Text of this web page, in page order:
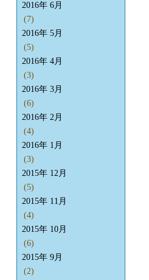
2016年 6月
(7)
2016年 5月
(5)
2016年 4月
(3)
2016年 3月
(6)
2016年 2月
(4)
2016年 1月
(3)
2015年 12月
(5)
2015年 11月
(4)
2015年 10月
(6)
2015年 9月
(2)